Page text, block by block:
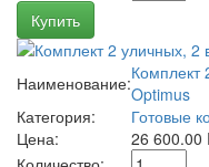
Купить
Наименование:Комплект
Optimus
Категория:
Готовые
Цена:
26 600.00